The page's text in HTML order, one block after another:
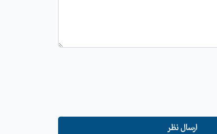
ارسال نظر